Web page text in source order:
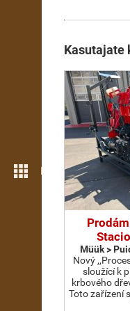
Rohkem
Kasutajate
Müük >
Nový
sloužící k
krbového
Toto zařízení